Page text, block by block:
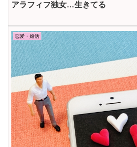
アラフィフ独女…生きてる
恋愛・婚活